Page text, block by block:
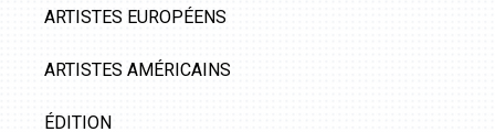
ARTISTES EUROPÉENS
ARTISTES AMÉRICAINS
ÉDITION